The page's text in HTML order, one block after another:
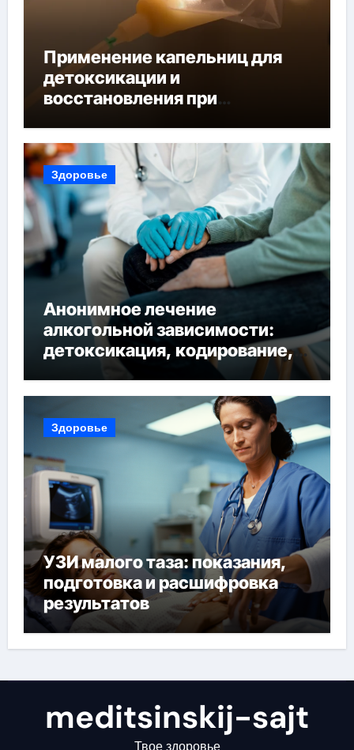
Применение капельниц для
детоксикации и
восстановления при
Здоровье
Анонимное лечение
алкогольной зависимости:
детоксикация, кодирование,
реабилитация, полный курс и
конфиденциальность
Здоровье
УЗИ малого таза: показания,
подготовка и расшифровка
результатов
meditsinskij-sajt
Твое здоровье